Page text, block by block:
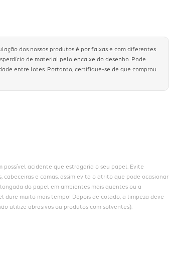
dos nossos produtos é por faixas e com diferentes
de material pelo encaixe do desenho. Pode
entre lotes. Portanto, certifique-se de que comprou
acidente que estragaria o seu papel. Evite
cabeceiras e camas, assim evita o atrito que pode ocasionar
do papel em ambientes mais quentes ou a
muito mais tempo! Depois de colado, a limpeza deve
utilize abrasivos ou produtos com solventes).